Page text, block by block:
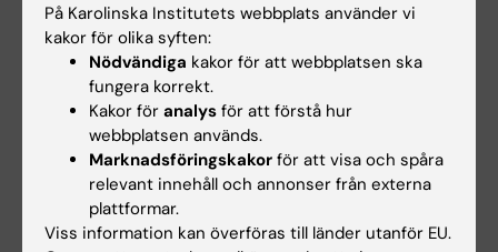
Kontakt
Camilla Wasserman
Senior Forskningsspecialist,
föräldraledig
E-post:
camilla.wasserman@ki.se
På Karolinska Institutets webbplats använder vi
kakor för olika syften:
Nödvändiga kakor för att webbplatsen ska
fungera korrekt.
Kakor för analys för att förstå hur
webbplatsen används.
Marknadsföringskakor för att visa och spåra
relevant innehåll och annonser från externa
plattformar.
Viss information kan överföras till länder utanför EU.